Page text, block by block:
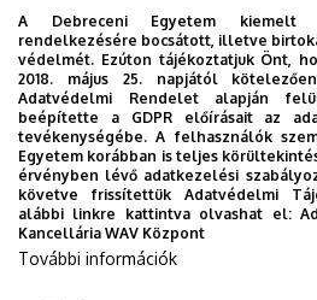
2022/2023
2021/2022
2020/2021
2019/2020
2018/2019
2017/2018
A Debreceni Egyetem kiemelt
rendelkezésére bocsátott, illetve
védelmét. Ezúton tájékoztatjuk Önt,
2018. május 25. napjától
Adatvédelmi Rendelet alapján
beépítette a GDPR előírásait az
tevékenységébe. A felhasználók
Egyetem korábban is teljes
érvényben lévő adatkezelési
követve frissítettük Adatvédelmi
alábbi linkre kattintva olvashat el:
Kancellária WAV Központ
További információk